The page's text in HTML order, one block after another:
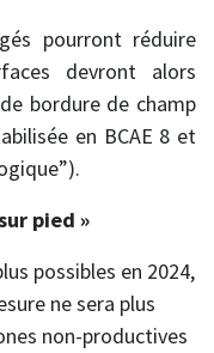
pourront réduire
devront alors
bordure de champ
en BCAE 8 et
pied »
possibles en 2024,
ne sera plus
non-productives